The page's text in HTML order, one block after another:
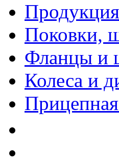
Продукция
Поковки,
Фланцы и
Колеса и